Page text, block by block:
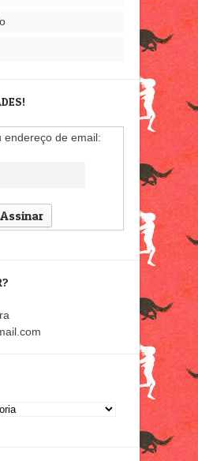
endereço de email: